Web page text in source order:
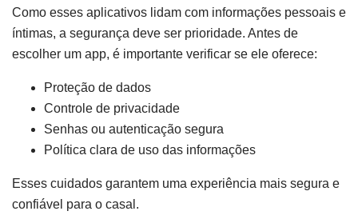
Como esses aplicativos lidam com informações pessoais e
íntimas, a segurança deve ser prioridade. Antes de
escolher um app, é importante verificar se ele oferece:
Proteção de dados
Controle de privacidade
Senhas ou autenticação segura
Política clara de uso das informações
Esses cuidados garantem uma experiência mais segura e
confiável para o casal.